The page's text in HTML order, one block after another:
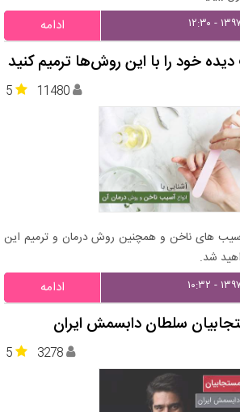
ادامه
خود را با این روش‌ها ترمیم کنید
5 11480
های ناخن و همچنین روش درمان و ترمیم این
شد.
ادامه
سلطان دابسمش ایران
5 3278